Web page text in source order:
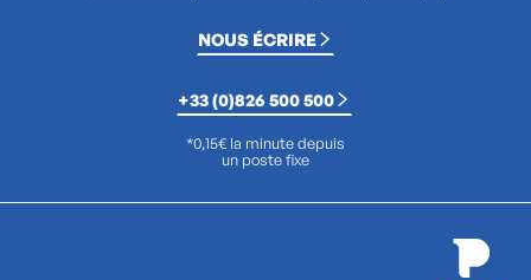
NOUS ÉCRIRE
+33 (0)826 500 500
*0,15€ la minute depuis
un poste fixe